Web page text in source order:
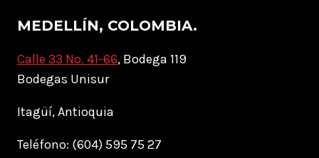
MEDELLÍN, COLOMBIA.
Calle 33 No. 41-66, Bodega 119
Bodegas Unisur
Itagüí, Antioquia
Teléfono: (604) 595 75 27